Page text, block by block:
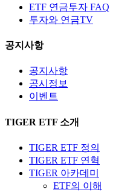
ETF 연금투자 FAQ
투자와 연금TV
공지사항
공지사항
공시정보
이벤트
TIGER ETF 소개
TIGER ETF 정의
TIGER ETF 연혁
TIGER 아카데미
ETF의 이해